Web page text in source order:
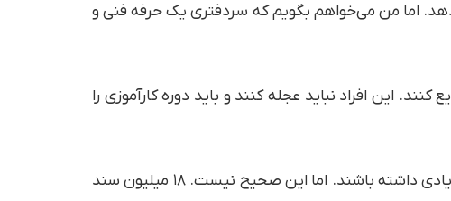
اما من می‌خواهم بگویم که سردفتری یک حرفه فنی و
این افراد نباید عجله کنند و باید دوره کارآموزی را
شاید برخی فکر کنند که سردفتری کاری آسان و پردرآمد است که فقط باید اسناد را تعریف کنند و مراجعین زیادی داشته باشند. اما این صحیح نیست. ۱۸ میلیون سند